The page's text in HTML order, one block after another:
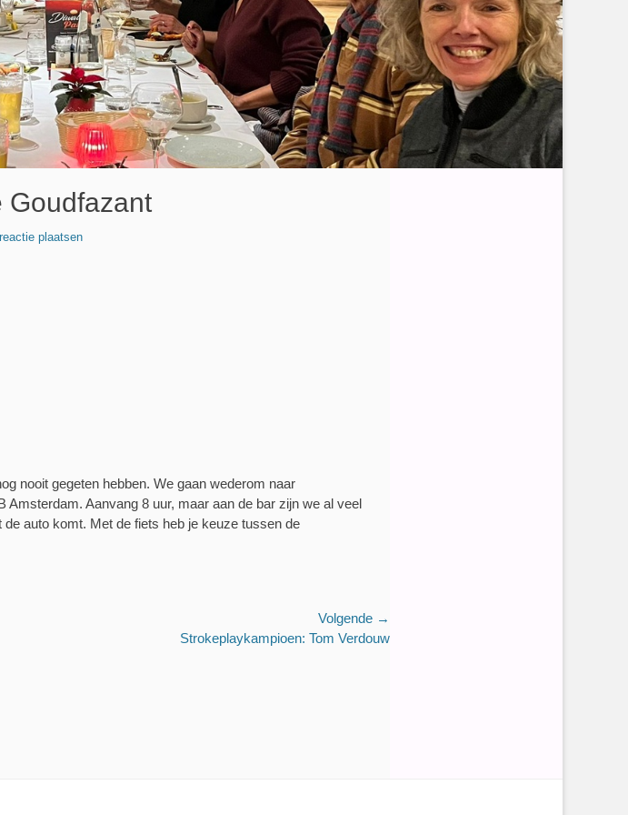
Goudfazant
plaatsen
nooit gegeten hebben. We gaan wederom naar
Aanvang 8 uur, maar aan de bar zijn we al veel
auto komt. Met de fiets heb je keuze tussen de
Volgende →
Strokeplaykampioen: Tom Verdouw